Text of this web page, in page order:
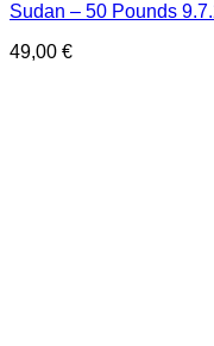
Sudan – 50 Pounds
49,00 €